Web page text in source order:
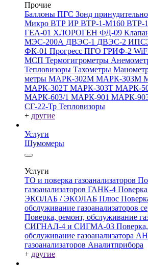
Прочие
Баллоны ПГС Зонд
Микро ВТР ИР ВТР-1-М160 ВТР-1
ГЕА-01 ХЛОРОГЕН ФД-09
МЭС-200А ДВЭС-1 ДВЭС-2
ФК-01 Прогресс ПГО ГРИФ-2
МСП Термогигрометры
Тепловизоры Тахометры
метры МАРК-302М МАРК-303М
МАРК-302Т МАРК-303Т МАРК-
МАРК-603/1 МАРК-901 МАРК-
СГ-22-Тр Тепловизоры
+ другие
Услуги
Шумомеры
Услуги
ТО и поверка газоанализаторов
газоанализаторов ГАНК-4 Поверка
ЭКОЛАБ / ЭКОЛАБ Плюс
обслуживание
Поверка, ремонт, обслуживание
СИГНАЛ-4 и СИГМА-03
обслуживание газоанализатора
газоанализаторов Аналитприбора
+ другие